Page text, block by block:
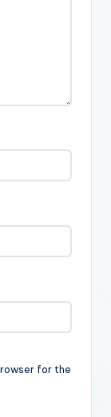
for the